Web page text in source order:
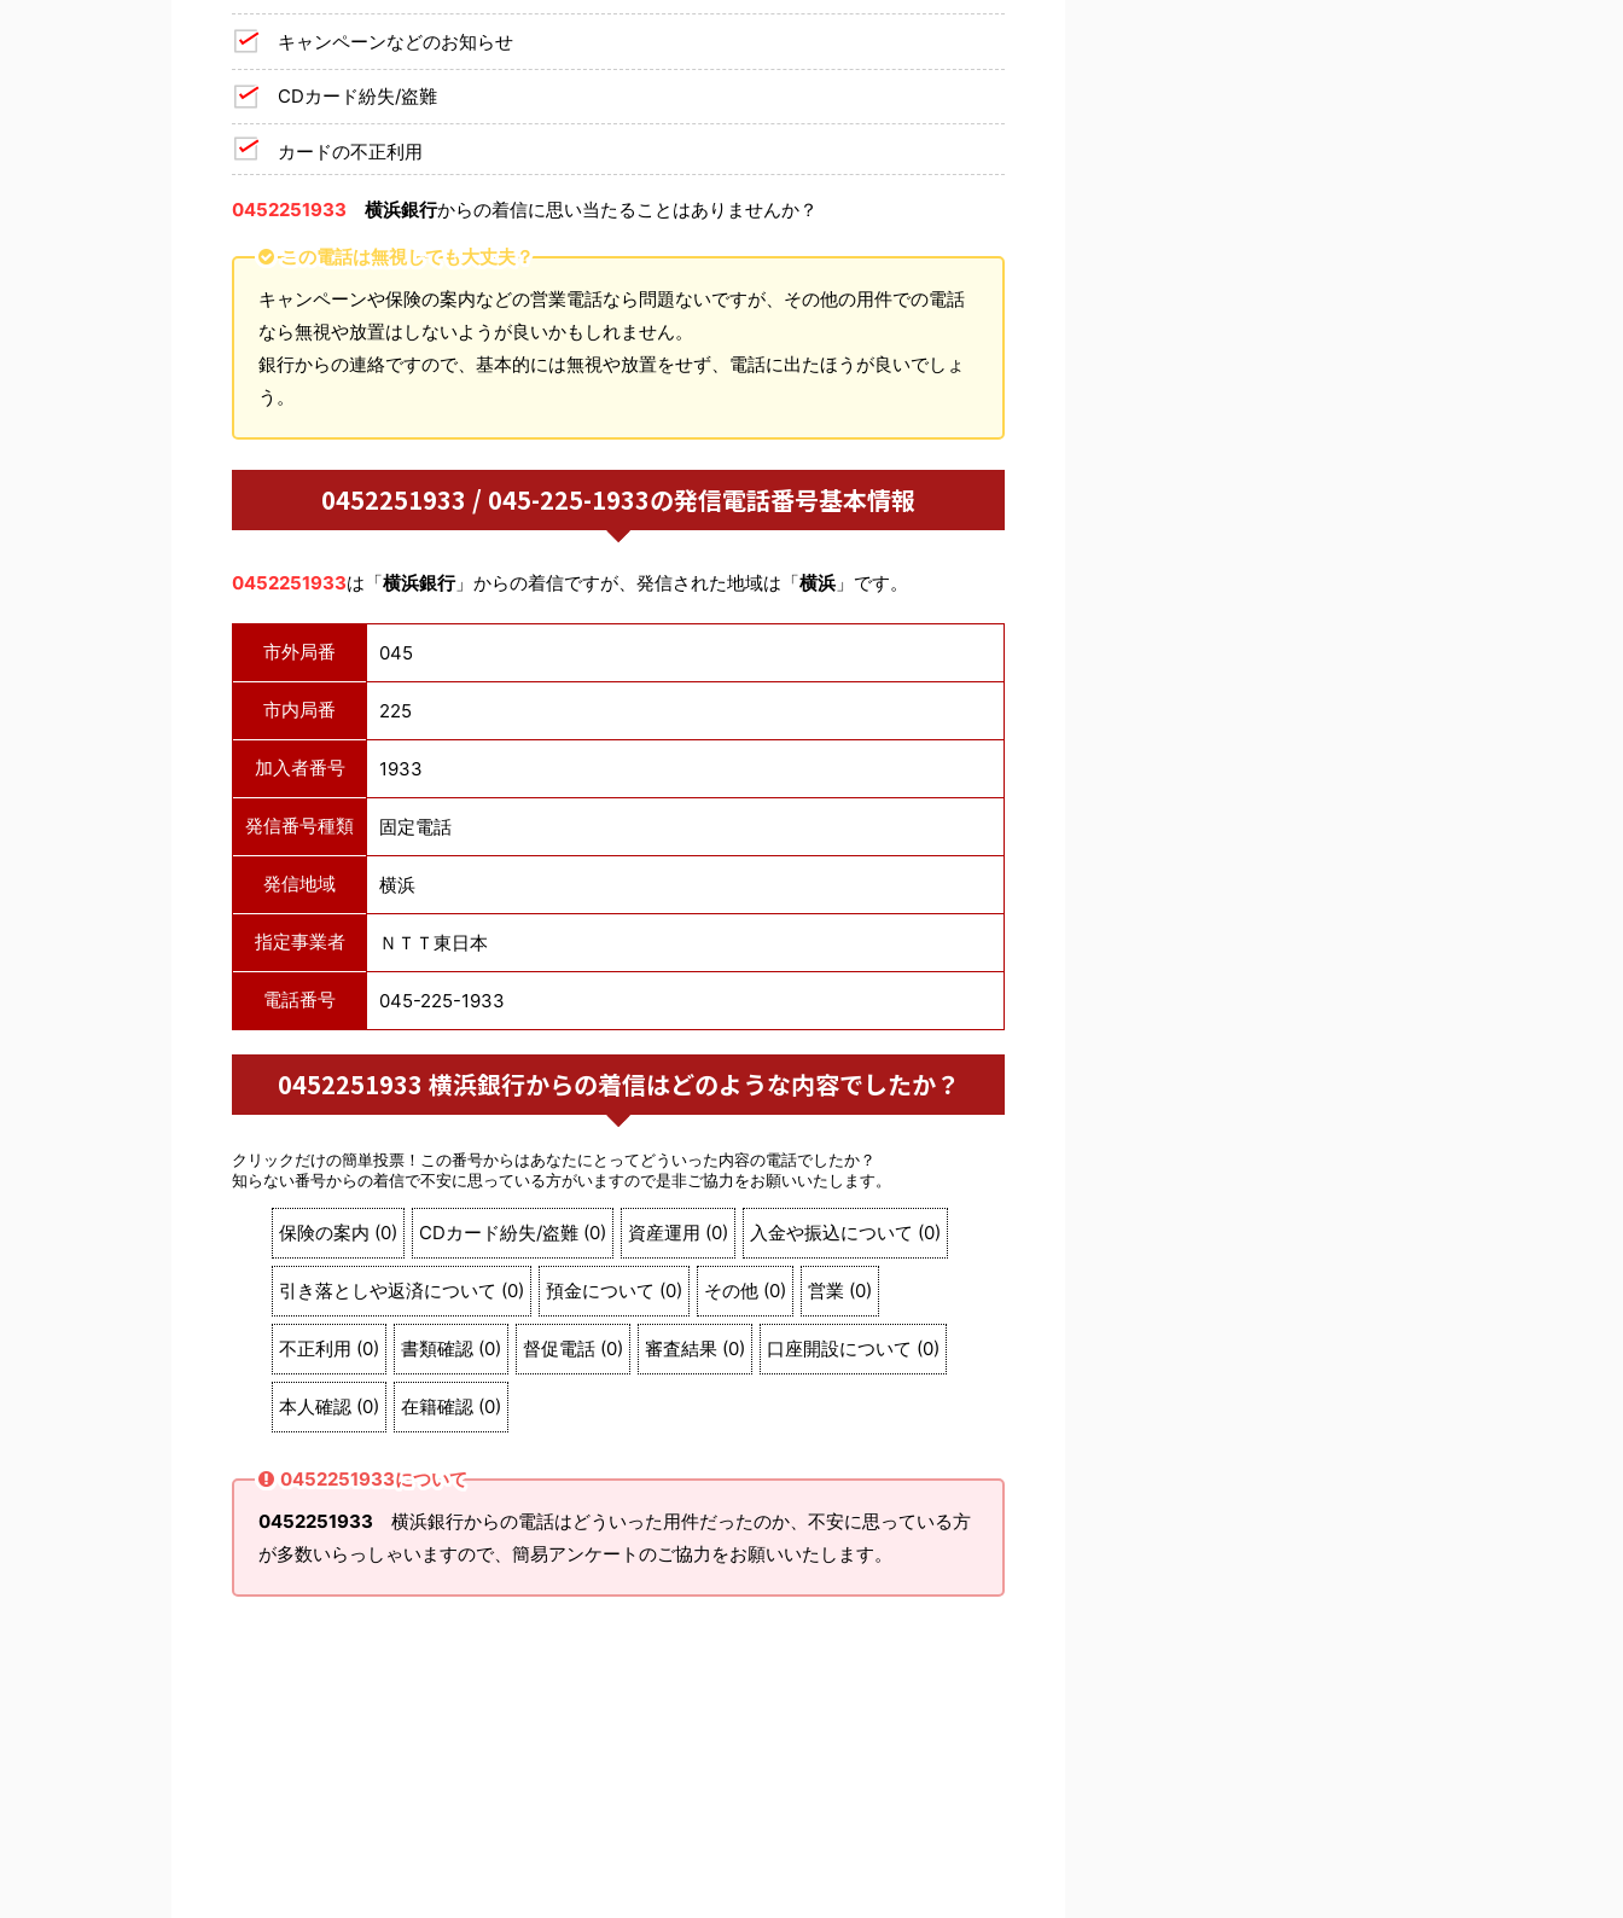
キャンペーンなどのお知らせ
CDカード紛失/盗難
カードの不正利用
0452251933 横浜銀行からの着信に思い当たることはありませんか？
この電話は無視しても大丈夫？
キャンペーンや保険の案内などの営業電話なら問題ないですが、その他の用件での電話
なら無視や放置はしないようが良いかもしれません。
銀行からの連絡ですので、基本的には無視や放置をせず、電話に出たほうが良いでしょ
う。
0452251933 / 045-225-1933の発信電話番号基本情報
0452251933は「横浜銀行」からの着信ですが、発信された地域は「横浜 」です。
市外局番 045
市内局番 225
加入者番号 1933
発信番号種類 固定電話
発信地域 横浜
指定事業者 ＮＴＴ東日本
電話番号 045-225-1933
0452251933 横浜銀行からの着信はどのような内容でしたか？
クリックだけの簡単投票！この番号からはあなたにとってどういった内容の電話でしたか？
知らない番号からの着信で不安に思っている方がいますので是非ご協力をお願いいたします。
保険の案内 (0) CDカード紛失/盗難 (0) 資産運用 (0) 入金や振込について (0)
引き落としや返済について (0) 預金について (0) その他 (0) 営業 (0)
不正利用 (0) 書類確認 (0) 督促電話 (0) 審査結果 (0) 口座開設について (0)
本人確認 (0) 在籍確認 (0)
0452251933について
0452251933 横浜銀行からの電話はどういった用件だったのか、不安に思っている方
が多数いらっしゃいますので、簡易アンケートのご協力をお願いいたします。